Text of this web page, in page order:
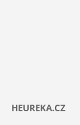
HEUREKA.CZ